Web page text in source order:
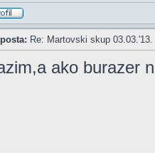
Re: Martovski skup
ako burazer